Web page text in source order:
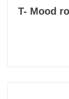
T- Mood